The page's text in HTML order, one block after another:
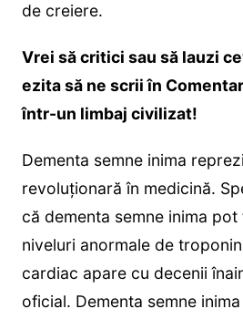
de creiere.
Vrei să critici sau să lauzi
ezita să ne scrii în
într-un limbaj civilizat!
Dementa semne inima
revoluționară în medicină.
că dementa semne inima
niveluri anormale de
cardiac apare cu decenii
oficial. Dementa semne